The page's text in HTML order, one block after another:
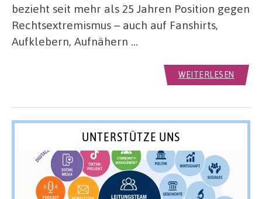
bezieht seit mehr als 25 Jahren Position gegen
Rechtsextremismus – auch auf Fanshirts,
Aufklebern, Aufnähern …
WEITERLESEN
UNTERSTÜTZE UNS